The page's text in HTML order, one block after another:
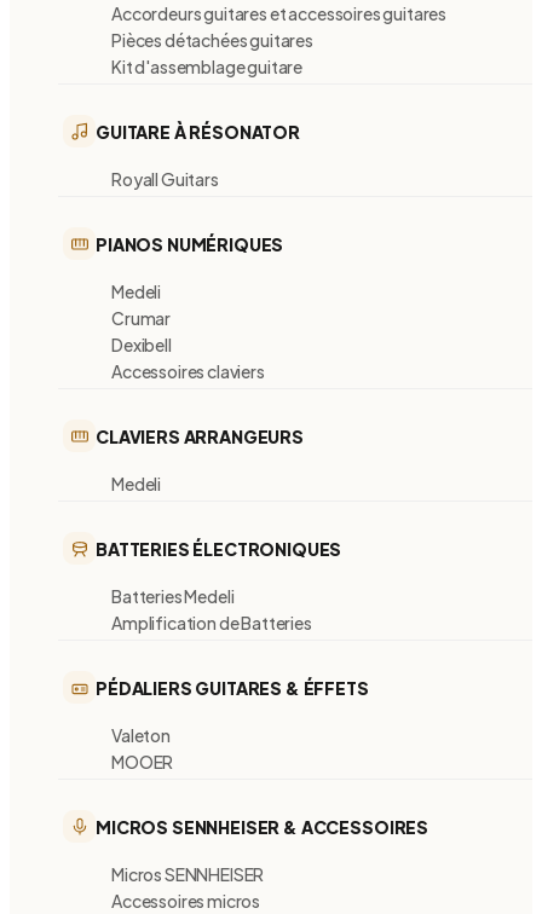
Accordeurs guitares et accessoires guitares
Pièces détachées guitares
Kit d'assemblage guitare
GUITARE À RÉSONATOR
Royall Guitars
PIANOS NUMÉRIQUES
Medeli
Crumar
Dexibell
Accessoires claviers
CLAVIERS ARRANGEURS
Medeli
BATTERIES ÉLECTRONIQUES
Batteries Medeli
Amplification de Batteries
PÉDALIERS GUITARES & ÉFFETS
Valeton
MOOER
MICROS SENNHEISER & ACCESSOIRES
Micros SENNHEISER
Accessoires micros